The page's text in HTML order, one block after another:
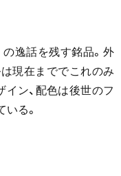
の逸話を残す銘品。外
現在まででこれのみ
イン、配色は後世のフ
る。